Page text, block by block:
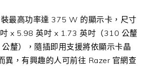
最高功率達 375 W 的顯示卡，尺寸
x 5.98 英吋 x 1.73 英吋（310 公釐
釐），隨插即用支援將依顯示卡晶
異，有興趣的人可前往 Razer 官網查